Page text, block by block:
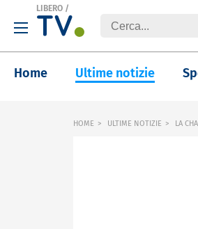
LIBERO /
Home Ultime notizie
HOME ULTIME NOTIZIE LA